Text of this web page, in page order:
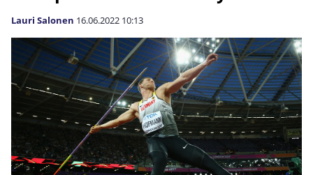
Lauri Salonen 16.06.2022 10:13